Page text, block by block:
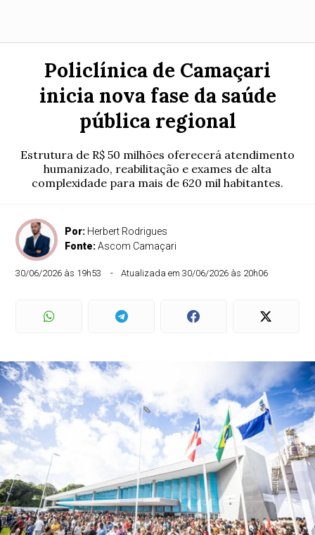
Policlínica de Camaçari
inicia nova fase da saúde
pública regional
Estrutura de R$ 50 milhões oferecerá atendimento
humanizado, reabilitação e exames de alta
complexidade para mais de 620 mil habitantes.
Por: Herbert Rodrigues
Fonte:Ascom Camaçari
30/06/2026 às 19h53 Atualizada em 30/06/2026 às 20h06